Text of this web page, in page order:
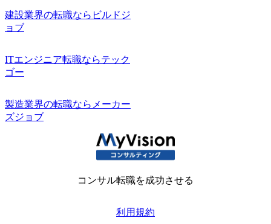
建設業界の転職ならビルドジ
ョブ
ITエンジニア転職ならテック
ゴー
製造業界の転職ならメーカー
ズジョブ
コンサル転職を成功させる
利用規約